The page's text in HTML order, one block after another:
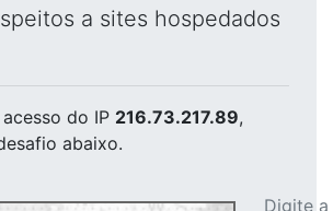
a sites hospedados
do IP 216.73.217.89,
abaixo.
Digite